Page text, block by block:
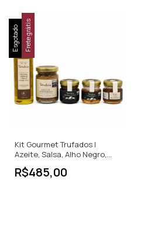
Esgotado Frete grátis
Kit Gourmet Trufados |
Azeite, Salsa, Alho Negro,
Geleia e Mel
R$485,00